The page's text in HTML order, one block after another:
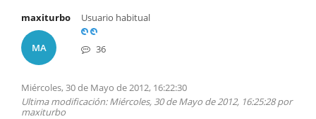
maxiturbo
MA
Usuario habitual
36
Miércoles, 30 de Mayo de 2012, 16:22:30
Ultima modificación: Miércoles, 30 de Mayo de 2012, 16:25:28 por
maxiturbo